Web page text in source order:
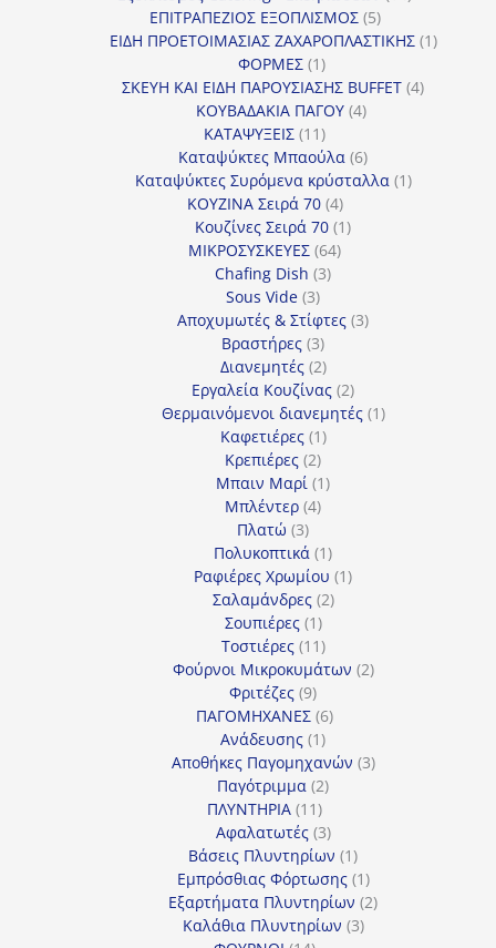
ΕΠΙΤΡΑΠΕΖΙΟΣ ΕΞΟΠΛΙΣΜΟΣ 55
προϊόντα
ΕΙΔΗ ΠΡΟΕΤΟΙΜΑΣΙΑΣ ΖΑΧΑΡΟΠΛΑΣΤΙΚΗΣ 11
ΦΟΡΜΕΣ 11
προϊόν
ΣΚΕΥΗ ΚΑΙ ΕΙΔΗ ΠΑΡΟΥΣΙΑΣΗΣ BUFFET 44
ΚΟΥΒΑΔΑΚΙΑ ΠΑΓΟΥ 44
ΚΑΤΑΨΥΞΕΙΣ 1111
προϊόντα
Καταψύκτες Μπαούλα 66
προϊόντα
Καταψύκτες Συρόμενα κρύσταλλα 11
ΚΟΥΖΙΝΑ Σειρά 70 44
προϊόντα
Κουζίνες Σειρά 70 11
ΜΙΚΡΟΣΥΣΚΕΥΕΣ 6464
Chafing Dish 33
Sous Vide 33
προϊόντα
Αποχυμωτές & Στίφτες 33
Βραστήρες 33
προϊόντα
Διανεμητές 22
προϊόντα
Εργαλεία Κουζίνας 22
προϊόντα
Θερμαινόμενοι διανεμητές 11
Καφετιέρες 11
προϊόν
Κρεπιέρες 22
προϊόντα
Μπαιν Μαρί 11
Μπλέντερ 44
Πλατώ 33
προϊόντα
Πολυκοπτικά 11
προϊόν
Ραφιέρες Χρωμίου 11
Σαλαμάνδρες 22
Σουπιέρες 11
προϊόν
Τοστιέρες 1111
προϊόντα
Φούρνοι Μικροκυμάτων 22
Φριτέζες 99
προϊόντα
ΠΑΓΟΜΗΧΑΝΕΣ 66
Ανάδευσης 11
προϊόν
Αποθήκες Παγομηχανών 33
Παγότριμμα 22
ΠΛΥΝΤΗΡΙΑ 1111
προϊόντα
Αφαλατωτές 33
προϊόντα
Βάσεις Πλυντηρίων 11
προϊόν
Εμπρόσθιας Φόρτωσης 11
προϊόν
Εξαρτήματα Πλυντηρίων 22
Καλάθια Πλυντηρίων 33